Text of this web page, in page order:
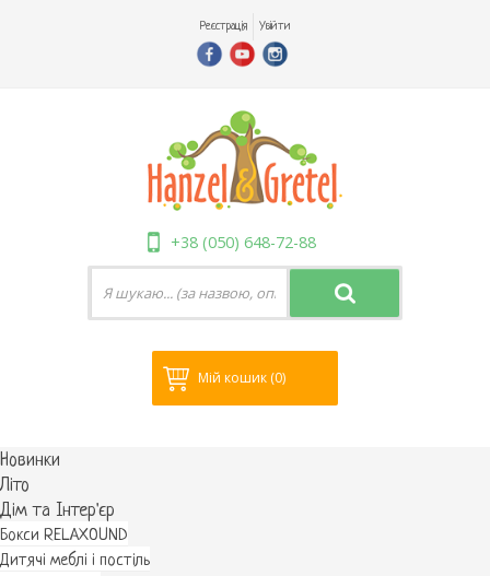
Реєстрація Увійти
+38 (050) 648-72-88
Мій кошик (0)
Новинки
Літо
Дім та Інтер'єр
Бокси RELAXOUND
Дитячі меблі і постіль